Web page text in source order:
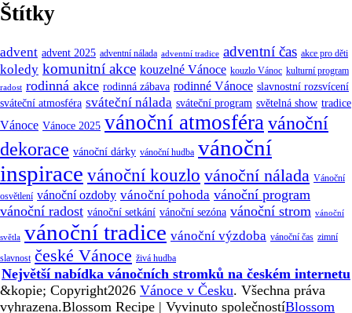
Štítky
advent advent 2025 adventní nálada adventní tradice adventní čas akce pro děti
koledy komunitní akce kouzelné Vánoce kouzlo Vánoc kulturní program
radost rodinná akce rodinná zábava rodinné Vánoce slavnostní rozsvícení
sváteční atmosféra sváteční nálada sváteční program světelná show tradice
Vánoce Vánoce 2025 vánoční atmosféravánoční
dekorace vánoční dárky vánoční hudba vánoční
inspirace vánoční kouzlo vánoční nálada Vánoční
osvětlení vánoční ozdoby vánoční pohoda vánoční program
vánoční radost vánoční setkání vánoční sezóna vánoční strom vánoční
světla vánoční tradice vánoční výzdoba vánoční čas zimní
slavnost české Vánoce živá hudba
Největší nabídka vánočních stromků na českém internetu
&kopie; Copyright2026 Vánoce v Česku. Všechna práva
vyhrazena.Blossom Recipe | Vyvinuto společnostíBlossom